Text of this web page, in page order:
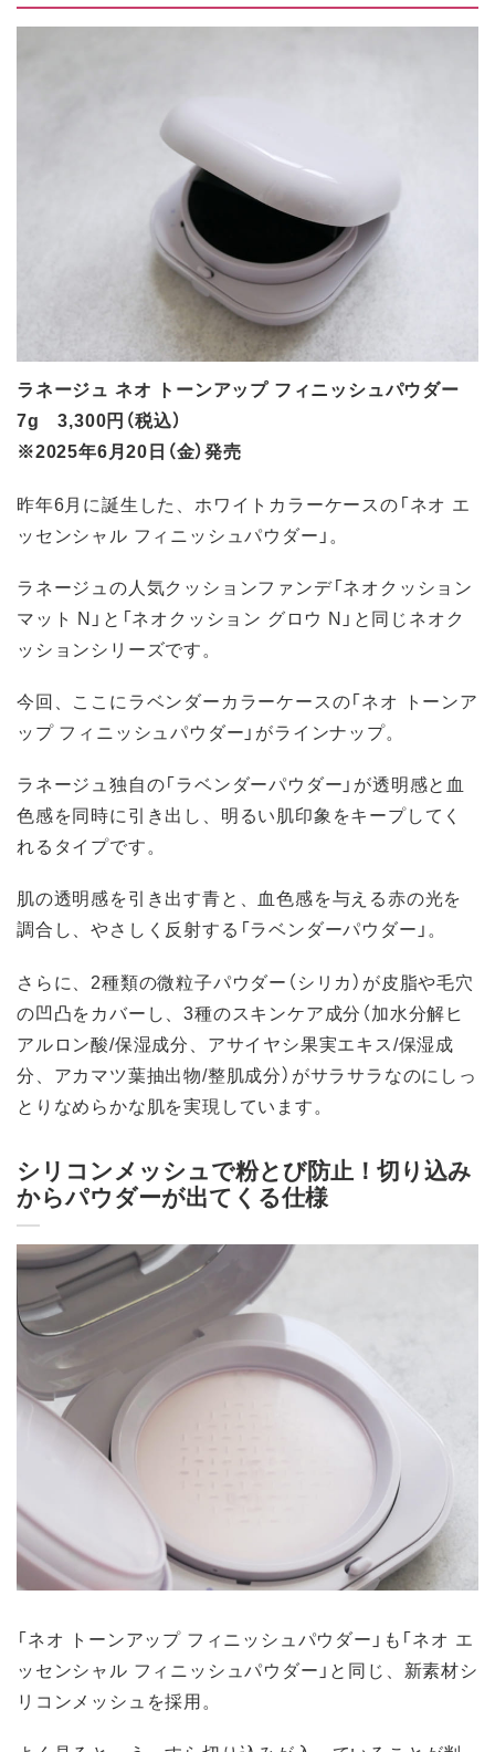
ラネージュ ネオ トーンアップ フィニッシュパウダー
7g 3,300円（税込）
※2025年6月20日（金）発売
昨年6月に誕生した、ホワイトカラーケースの「ネオ エ
ッセンシャル フィニッシュパウダー」。
ラネージュの人気クッションファンデ「ネオクッション
マット N」と「ネオクッション グロウ N」と同じネオク
ッションシリーズです。
今回、ここにラベンダーカラーケースの「ネオ トーンア
ップ フィニッシュパウダー」がラインナップ。
ラネージュ独自の「ラベンダーパウダー」が透明感と血
色感を同時に引き出し、明るい肌印象をキープしてく
れるタイプです。
肌の透明感を引き出す青と、血色感を与える赤の光を
調合し、やさしく反射する「ラベンダーパウダー」。
さらに、2種類の微粒子パウダー（シリカ）が皮脂や毛穴
の凹凸をカバーし、3種のスキンケア成分（加水分解ヒ
アルロン酸/保湿成分、アサイヤシ果実エキス/保湿成
分、アカマツ葉抽出物/整肌成分）がサラサラなのにしっ
とりなめらかな肌を実現しています。
シリコンメッシュで粉とび防止！切り込み
からパウダーが出てくる仕様
「ネオ トーンアップ フィニッシュパウダー」も「ネオ エ
ッセンシャル フィニッシュパウダー」と同じ、新素材シ
リコンメッシュを採用。